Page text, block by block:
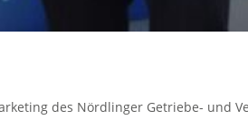
des Nördlinger Getriebe- und